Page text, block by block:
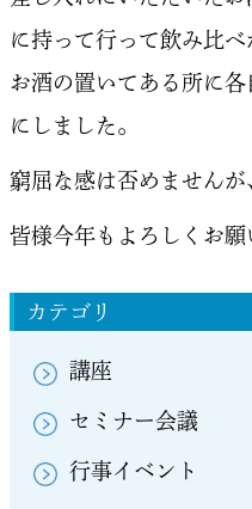
カテゴリ
講座
セミナー会議
行事イベント
に持って行って飲み比べ
お酒の置いてある所に
にしました。
窮屈な感は否めませんが
皆様今年もよろしくお願